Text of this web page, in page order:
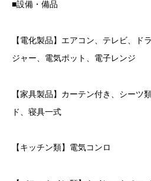
■設備・備品
【電化製品】エアコン、テレビ、ド
ジャー、電気ポット、電子レンジ
【家具製品】カーテン付き、シーツ
ド、寝具一式
【キッチン類】電気コンロ